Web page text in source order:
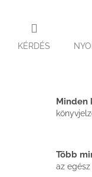
KÉRDÉS
Minden
Több
az